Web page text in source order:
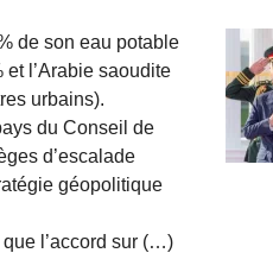
de son eau potable
l’Arabie saoudite
urbains).
du Conseil de
d’escalade
géopolitique
l’accord sur (…)